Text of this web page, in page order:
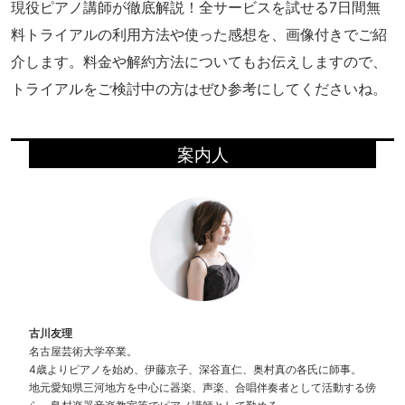
現役ピアノ講師が徹底解説！全サービスを試せる7日間無
料トライアルの利用方法や使った感想を、画像付きでご紹
介します。料金や解約方法についてもお伝えしますので、
トライアルをご検討中の方はぜひ参考にしてくださいね。
案内人
古川友理
名古屋芸術大学卒業。
4歳よりピアノを始め、伊藤京子、深谷直仁、奥村真の各氏に師事。
地元愛知県三河地方を中心に器楽、声楽、合唱伴奏者として活動する傍